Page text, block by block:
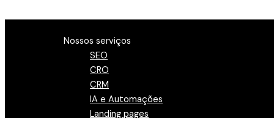
Nossos serviços
SEO
CRO
CRM
IA e Automações
Landing pages